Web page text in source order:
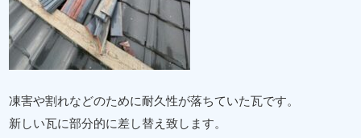
凍害や割れなどのために耐久性が落ちていた瓦です。
新しい瓦に部分的に差し替え致します。